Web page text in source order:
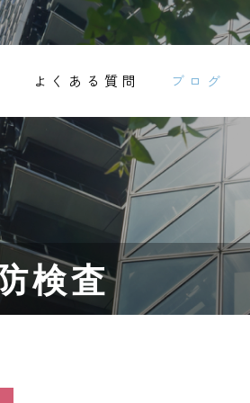
よくある質問 ブログ
検査